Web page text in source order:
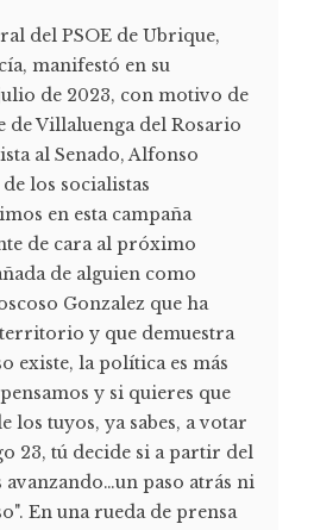
del PSOE de Ubrique,
manifestó en su
de 2023, con motivo de
de Villaluenga del Rosario
al Senado, Alfonso
los socialistas
en esta campaña
de cara al próximo
de alguien como
Gonzalez que ha
y que demuestra
existe, la política es más
y si quieres que
los tuyos, ya sabes, a votar
23, tú decide si a partir del
avanzando…un paso atrás ni
En una rueda de prensa